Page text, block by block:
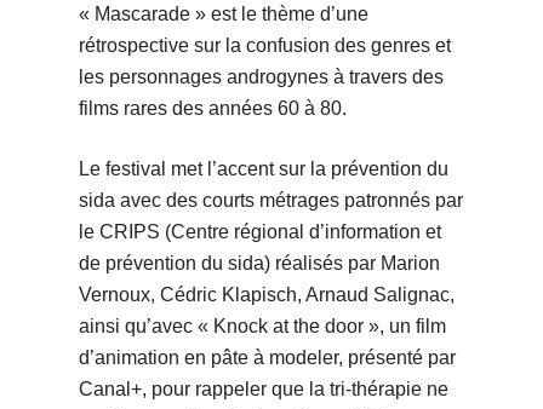
« Mascarade » est le thème d’une
rétrospective sur la confusion des genres et
les personnages androgynes à travers des
films rares des années 60 à 80.
Le festival met l’accent sur la prévention du
sida avec des courts métrages patronnés par
le CRIPS (Centre régional d’information et
de prévention du sida) réalisés par Marion
Vernoux, Cédric Klapisch, Arnaud Salignac,
ainsi qu’avec « Knock at the door », un film
d’animation en pâte à modeler, présenté par
Canal+, pour rappeler que la tri-thérapie ne